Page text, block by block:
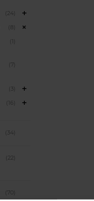
(24)
(8)
(1)
(7)
(3)
(16)
(34)
(22)
(70)